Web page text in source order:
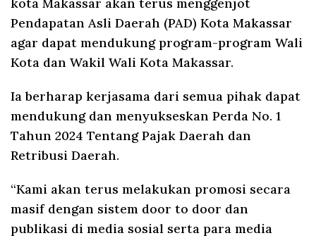
kota Makassar akan terus menggenjot
Pendapatan Asli Daerah (PAD) Kota Makassar
agar dapat mendukung program-program Wali
Kota dan Wakil Wali Kota Makassar.
Ia berharap kerjasama dari semua pihak dapat
mendukung dan menyukseskan Perda No. 1
Tahun 2024 Tentang Pajak Daerah dan
Retribusi Daerah.
“Kami akan terus melakukan promosi secara
masif dengan sistem door to door dan
publikasi di media sosial serta para media